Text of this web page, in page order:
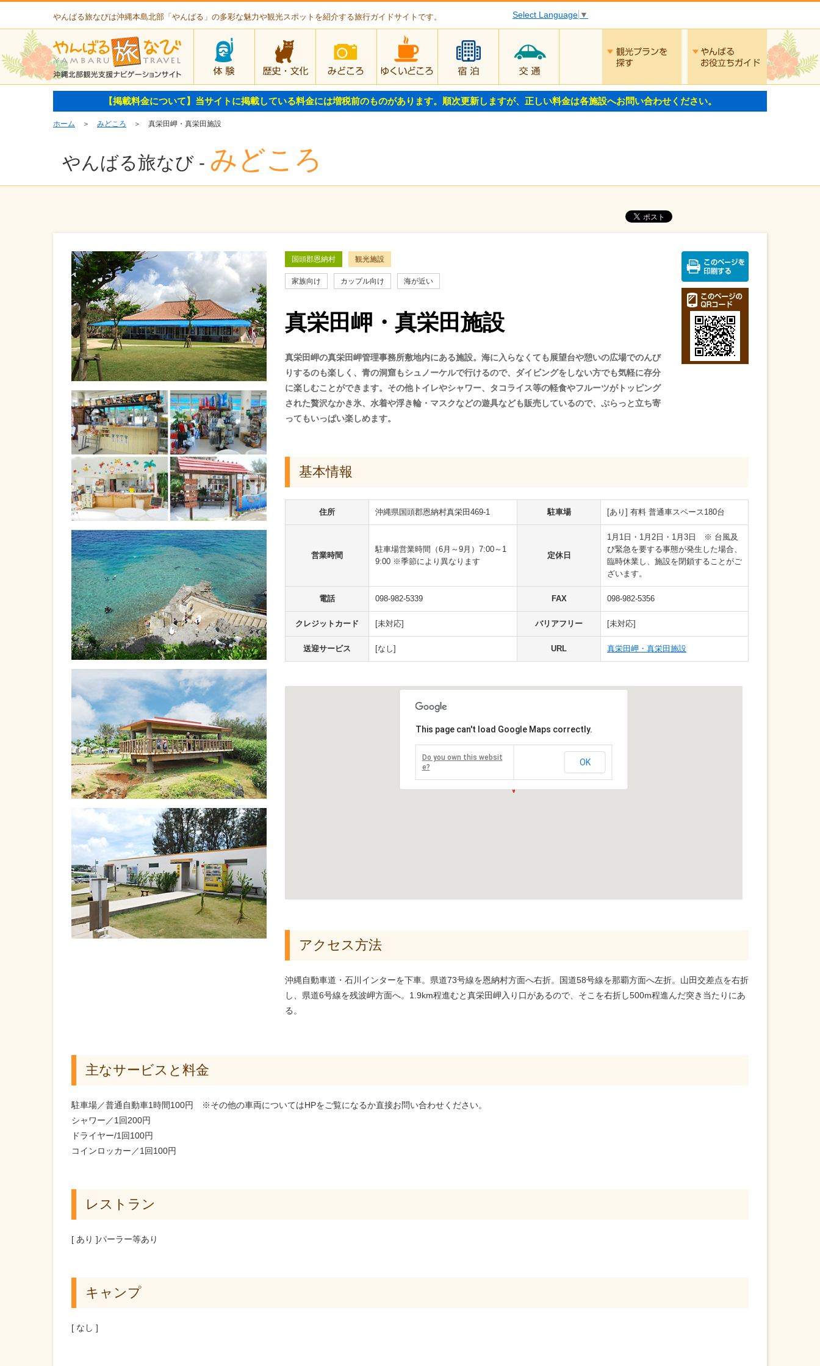
やんばる旅なびは沖縄本島北部「やんばる」の多彩な魅力や観光スポットを紹介する旅行ガイドサイトです。 Select Language ▼
みどころ やんばるお
【掲載料金について】当サイトに掲載している料金には増税前のものがあります。順次更新しますが、正しい料金は各施設へお問い合わせください。
ホーム ＞ みどころ ＞ 真栄田岬・真栄田施設
やんばる旅なび - みどころ
国頭郡恩納村 観光施設
家族向け カップル向け 海が近い
真栄田岬・真栄田施設
真栄田岬の真栄田岬管理事務所敷地内にある施設。海に入らなくても展望台や憩いの広場でのんび
りするのも楽しく、青の洞窟もシュノーケルで行けるので、ダイビングをしない方でも気軽に存分
に楽しむことができます。その他トイレやシャワー、タコライス等の軽食やフルーツがトッピング
された贅沢なかき氷、水着や浮き輪・マスクなどの遊具なども販売しているので、ぷらっと立ち寄
ってもいっぱい楽しめます。
基本情報
住所 沖縄県国頭郡恩納村真栄田469-1 駐車場 [あり] 有料 普通車スペース180台
営業時間
駐車場営業時間（6月～9月）7:00～1
9:00 ※季節により異なります
定休日
1月1日・1月2日・1月3日 ※ 台風及
び緊急を要する事態が発生した場合、
臨時休業し、施設を閉鎖することがご
ざいます。
電話 098-982-5339 FAX 098-982-5356
クレジットカード [未対応] バリアフリー [未対応]
送迎サービス [なし] URL 真栄田岬・真栄田施設
This page can't load Google Maps correctly.
Do you own this websit
e?
OK
アクセス方法
沖縄自動車道・石川インターを下車。県道73号線を恩納村方面へ右折。国道58号線を那覇方面へ左折。山田交差点を右折
し、県道6号線を残波岬方面へ。1.9km程進むと真栄田岬入り口があるので、そこを右折し500m程進んだ突き当たりにあ
る。
主なサービスと料金
駐車場／普通自動車1時間100円 ※その他の車両についてはHPをご覧になるか直接お問い合わせください。
シャワー／1回200円
ドライヤー/1回100円
コインロッカー／1回100円
レストラン
[ あり ]パーラー等あり
キャンプ
[ なし ]